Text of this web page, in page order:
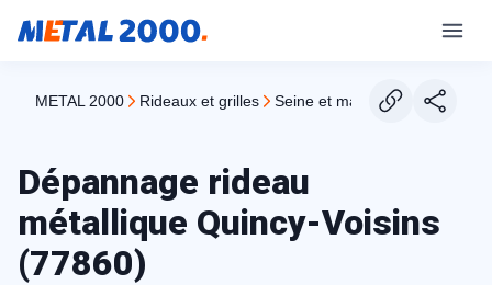
METAL 2000 rideaux et grilles seine et marne quincy
Dépannage rideau
métallique Quincy-Voisins
(77860)